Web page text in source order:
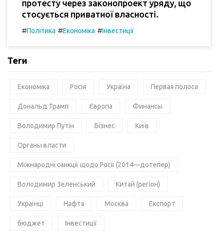
протесту через законопроект уряду, що
стосується приватної власності.
#Політика #Економіка #Інвестиції
Теги
Економіка Росія Україна Первая полоса
Дональд Трамп Європа Финансы
Володимир Путін Бізнес Київ
Органы власти
Міжнародні санкції щодо Росії (2014—дотепер)
Володимир Зеленський Китай (регіон)
Українці Нафта Москва Експорт
бюджет Інвестиції